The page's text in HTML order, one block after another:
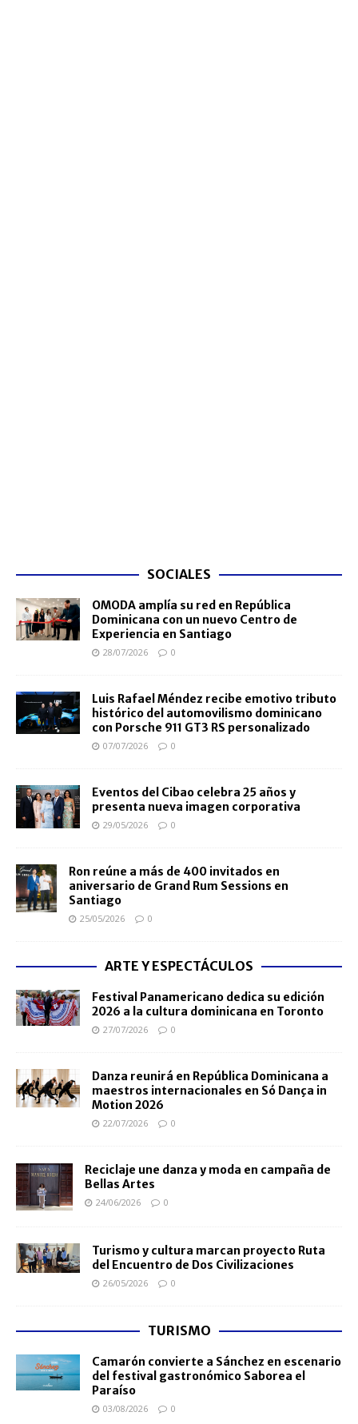
SOCIALES
OMODA amplía su red en República
Dominicana con un nuevo Centro de
Experiencia en Santiago
28/07/2026 0
Luis Rafael Méndez recibe emotivo tributo
histórico del automovilismo dominicano
con Porsche 911 GT3 RS personalizado
07/07/2026 0
Eventos del Cibao celebra 25 años y
presenta nueva imagen corporativa
29/05/2026 0
Ron reúne a más de 400 invitados en
aniversario de Grand Rum Sessions en
Santiago
25/05/2026 0
ARTE Y ESPECTÁCULOS
Festival Panamericano dedica su edición
2026 a la cultura dominicana en Toronto
27/07/2026 0
Danza reunirá en República Dominicana a
maestros internacionales en Só Dança in
Motion 2026
22/07/2026 0
Reciclaje une danza y moda en campaña de
Bellas Artes
24/06/2026 0
Turismo y cultura marcan proyecto Ruta
del Encuentro de Dos Civilizaciones
26/05/2026 0
TURISMO
Camarón convierte a Sánchez en escenario
del festival gastronómico Saborea el
Paraíso
03/08/2026 0